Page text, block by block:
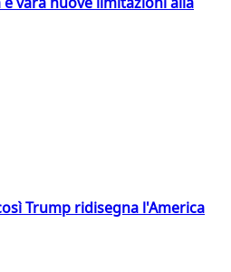
Trump ridisegna l'America